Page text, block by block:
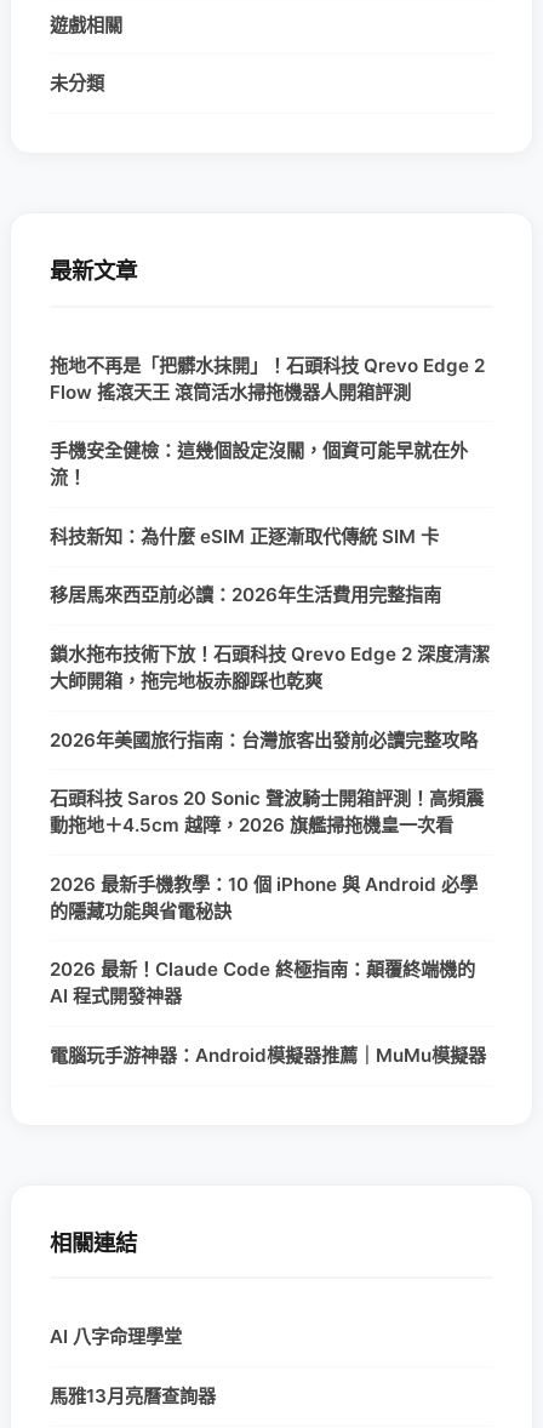
遊戲相關
未分類
最新文章
拖地不再是「把髒水抹開」！石頭科技 Qrevo Edge 2
Flow 搖滾天王 滾筒活水掃拖機器人開箱評測
手機安全健檢：這幾個設定沒關，個資可能早就在外
流！
科技新知：為什麼 eSIM 正逐漸取代傳統 SIM 卡
移居馬來西亞前必讀：2026年生活費用完整指南
鎖水拖布技術下放！石頭科技 Qrevo Edge 2 深度清潔
大師開箱，拖完地板赤腳踩也乾爽
2026年美國旅行指南：台灣旅客出發前必讀完整攻略
石頭科技 Saros 20 Sonic 聲波騎士開箱評測！高頻震
動拖地＋4.5cm 越障，2026 旗艦掃拖機皇一次看
2026 最新手機教學：10 個 iPhone 與 Android 必學
的隱藏功能與省電秘訣
2026 最新！Claude Code 終極指南：顛覆終端機的
AI 程式開發神器
電腦玩手游神器：Android模擬器推薦｜MuMu模擬器
相關連結
AI 八字命理學堂
馬雅13月亮曆查詢器